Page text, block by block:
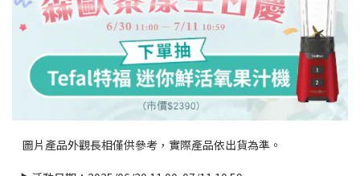
圖片產品外觀長相僅供參考，實際產品依出貨為準。